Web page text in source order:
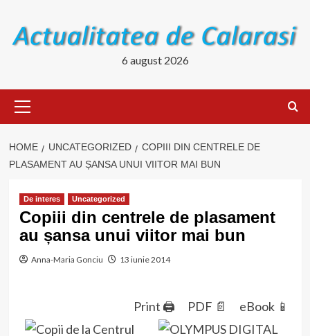
content
6 august 2026
Menu
HOME UNCATEGORIZED
COPIII DIN CENTRELE DE
PLASAMENT AU ȘANSA UNUI VIITOR MAI BUN
De interes Uncategorized
Copiii din centrele de plasament
au șansa unui viitor mai bun
Anna-Maria Gonciu 13 iunie 2014
Print 🖨 PDF 📄 eBook 📱